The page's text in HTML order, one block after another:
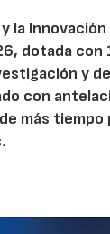
la Innovación
dotada con
y
con
más